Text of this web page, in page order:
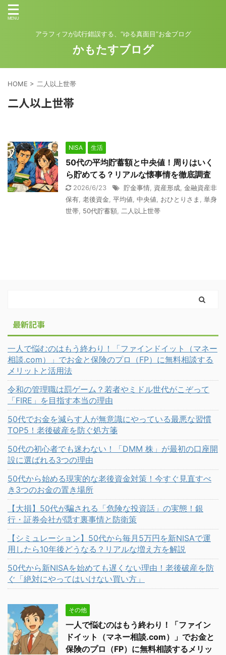
アラフィフが試行錯誤する、“ゆる真面目”お金ブログ
かもたすブログ
HOME > 二人以上世帯
二人以上世帯
NISA 生活
50代の平均貯蓄額と中央値！周りはいく
ら貯めてる？リアルな懐事情を徹底調査
2026/6/23 貯金事情 資産形成 金融資産非
保有 老後資金 平均値 中央値 おひとりさま
単身
世帯 50代貯蓄額 二人以上世帯
最新記事
一人で悩むのはもう終わり！「ファインドイット（マネー
相談.com）」でお金と保険のプロ（FP）に無料相談する
メリットと活用法
令和の管理職は罰ゲーム？若者やミドル世代がこぞって
「FIRE」を目指す本当の理由
50代でお金を減らす人が無意識にやっている最悪な習慣
TOP5！老後破産を防ぐ処方箋
50代の初心者でも迷わない！「DMM 株」が最初の口座開
設に選ばれる3つの理由
50代から始める現実的な老後資金対策！今すぐ見直すべ
き3つのお金の置き場所
【大損】50代が騙される「危険な投資話」の実態！銀
行・証券会社が隠す裏事情と防衛策
【シミュレーション】50代から毎月5万円を新NISAで運
用したら10年後どうなる？リアルな増え方を解説
50代から新NISAを始めても遅くない理由！老後破産を防
ぐ「絶対にやってはいけない買い方」
その他
一人で悩むのはもう終わり！「ファイン
ドイット（マネー相談.com）」でお金と
保険のプロ（FP）に無料相談するメリッ